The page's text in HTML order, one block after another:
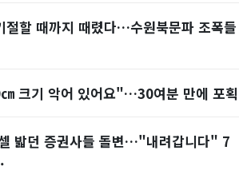
절할 때까지 때렸다…수원북문파 조폭들
크기 악어 있어요"…30여분 만에 포획
밟던 증권사들 돌변…"내려갑니다" 7